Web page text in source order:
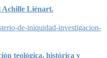
Achille Liénart.
teológica, histórica y